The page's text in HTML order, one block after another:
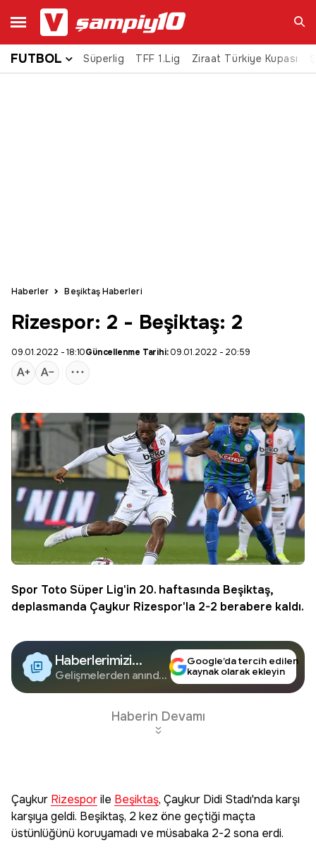
Ara
FUTBOL Süperlig TFF 1.Lig Ziraat Türkiye Kupası
Haberler Beşiktaş Haberleri
Rizespor: 2 - Beşiktaş: 2
09.01.2022 - 18:10Güncellenme Tarihi:09.01.2022 - 20:59
Spor Toto Süper Lig'in 20. haftasında Beşiktaş,
deplasmanda Çaykur Rizespor'la 2-2 berabere kaldı.
Haberlerimizi
Google'da Takip
Edin
Gelişmelerden anında
Google’da tercih edilen
kaynak olarak ekleyin
Haberin Devamı
Çaykur Rizesporile Beşiktaş, Çaykur Didi Stadı'nda karşı
karşıya geldi. Beşiktaş, 2 kez öne geçtiği maçta
üstünlüğünü koruyamadı ve müsabaka 2-2 sona erdi.